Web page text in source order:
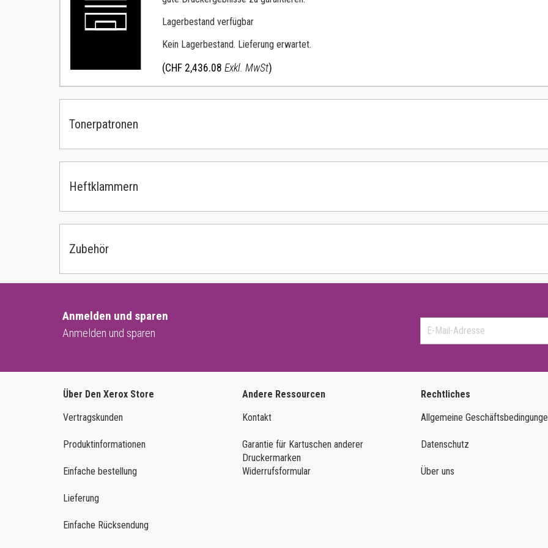
Lagerbestand verfügbar
Kein Lagerbestand. Lieferung erwartet.
(CHF 2,436.08 Exkl. MwSt)
Tonerpatronen
Heftklammern
Zubehör
Anmelden und sparen
Anmelden und sparen
Über Den Xerox Store
Vertragskunden
Produktinformationen
Einfache bestellung
Lieferung
Einfache Rücksendung
Andere Ressourcen
Kontakt
Garantie für Kartuschen anderer
Druckermarken
Widerrufsformular
Rechtliches
Allgemeine
Datenschutz
Über uns